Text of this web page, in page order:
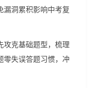
漏洞累积影响中考复
攻克基础题型，梳理
零失误答题习惯，冲